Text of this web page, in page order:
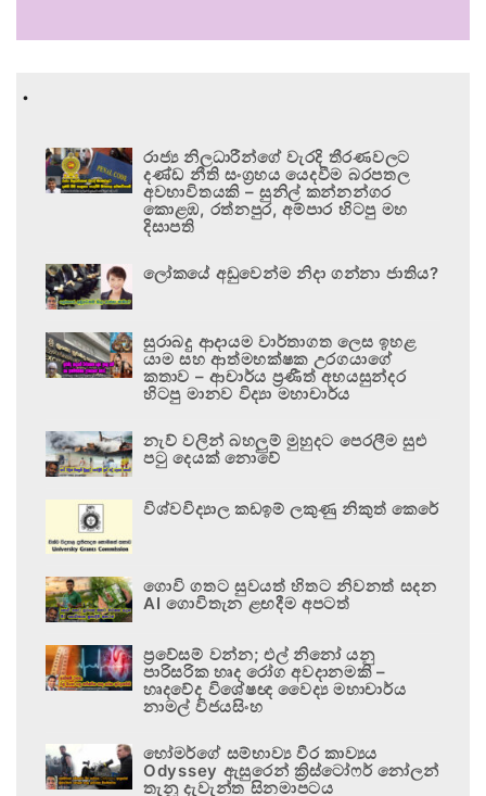
.
රාජ්‍ය නිලධාරීන්ගේ වැරදි තීරණවලට
දණ්ඩ නීති සංග්‍රහය යෙදවීම බරපතල
අවභාවිතයකි – සුනිල් කන්නන්ගර
කොළඹ, රත්නපුර, අම්පාර හිටපු මහ
දිසාපති
ලෝකයේ අඩුවෙන්ම නිදා ගන්නා ජාතිය?
සුරාබදු ආදායම වාර්තාගත ලෙස ඉහළ
යාම සහ ආත්මභක්ෂක උරගයාගේ
කතාව – ආචාර්ය ප්‍රණීත් අභයසුන්දර
හිටපු මානව විද්‍යා මහාචාර්ය
නැව් වලින් බහලුම් මුහුදට පෙරලීම සුළු
පටු දෙයක් නොවේ
විශ්වවිද්‍යාල කඩඉම් ලකුණු නිකුත් කෙරේ
ගොවි ගතට සුවයත් හිතට නිවනත් සදන
AI ගොවිතැන ළඟදීම අපටත්
ප්‍රවේසම් වන්න; එල් නිනෝ යනු
පාරිසරික හෘද රෝග අවදානමකි –
හෘදවේද විශේෂඥ වෛද්‍ය මහාචාර්ය
නාමල් විජයසිංහ
හෝමර්ගේ සම්භාව්‍ය වීර කාව්‍යය
Odyssey ඇසුරෙන් ක්‍රිස්ටෝෆර් නෝලන්
තැනූ දැවැන්ත සිනමාපටය